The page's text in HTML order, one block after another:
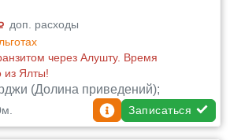
доп. расходы
через Алушту. Время
из Ялты!
(Долина приведений);
Записаться